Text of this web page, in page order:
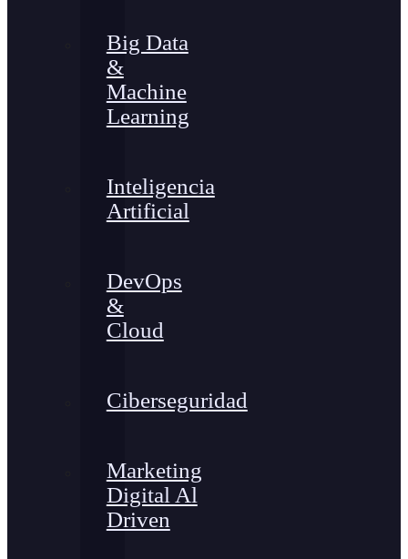
Big Data
&
Machine
Learning
Inteligencia
Artificial
DevOps
&
Cloud
Ciberseguridad
Marketing
Digital Al
Driven